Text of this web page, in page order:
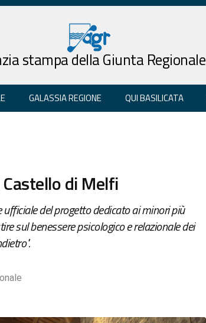
stampa della Giunta Regionale
GALASSIA REGIONE QUI BASILICATA
di Melfi
del progetto dedicato ai minori più
sul benessere psicologico e relazionale dei